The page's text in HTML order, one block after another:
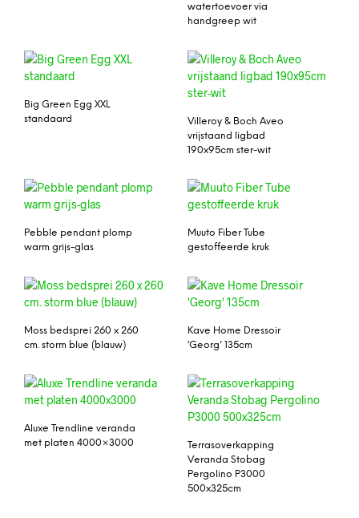
watertoevoer via
handgreep wit
Big Green Egg XXL
standaard
Villeroy & Boch Aveo
vrijstaand ligbad
190x95cm ster-wit
Pebble pendant plomp
warm grijs-glas
Muuto Fiber Tube
gestoffeerde kruk
Moss bedsprei 260 x 260
cm. storm blue (blauw)
Kave Home Dressoir
‘Georg’ 135cm
Aluxe Trendline veranda
met platen 4000×3000
Terrasoverkapping
Veranda Stobag
Pergolino P3000
500x325cm